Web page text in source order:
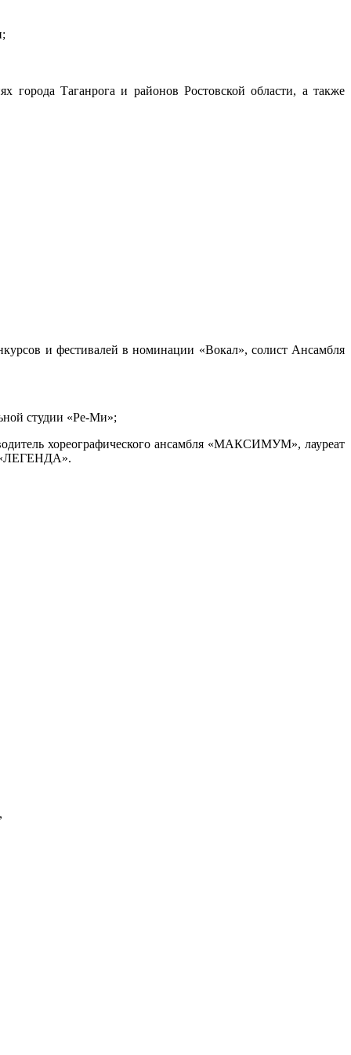
города Таганрога и районов Ростовской области, а также
и фестивалей в номинации «Вокал», солист Ансамбля
студии «Ре-Ми»;
хореографического ансамбля «МАКСИМУМ», лауреат
«ЛЕГЕНДА».